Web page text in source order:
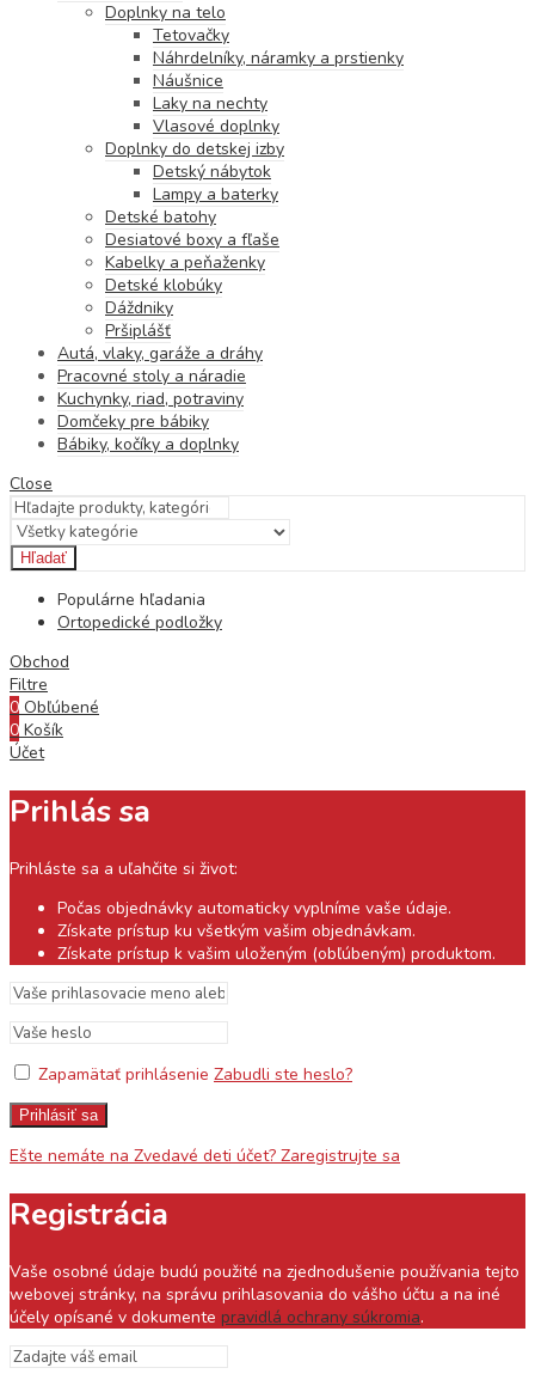
Doplnky na telo
Tetovačky
Náhrdelníky, náramky a prstienky
Náušnice
Laky na nechty
Vlasové doplnky
Doplnky do detskej izby
Detský nábytok
Lampy a baterky
Detské batohy
Desiatové boxy a fľaše
Kabelky a peňaženky
Detské klobúky
Dáždniky
Pršiplášť
Autá, vlaky, garáže a dráhy
Pracovné stoly a náradie
Kuchynky, riad, potraviny
Domčeky pre bábiky
Bábiky, kočíky a doplnky
Close
Hľadať
Populárne hľadania
Ortopedické podložky
Obchod
Filtre
0 Obľúbené
0 Košík
Účet
Prihlás sa
Prihláste sa a uľahčite si život:
Počas objednávky automaticky vyplníme vaše údaje.
Získate prístup ku všetkým vašim objednávkam.
Získate prístup k vašim uloženým (obľúbeným) produktom.
Zapamätať prihlásenie Zabudli ste heslo?
Prihlásiť sa
Ešte nemáte na Zvedavé deti účet? Zaregistrujte sa
Registrácia
Vaše osobné údaje budú použité na zjednodušenie používania tejto
webovej stránky, na správu prihlasovania do vášho účtu a na iné
účely opísané v dokumente pravidlá ochrany súkromia.